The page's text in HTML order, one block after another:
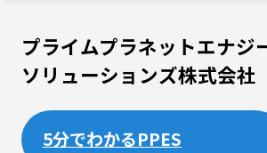
プライムプラネットエナジ
ソリューションズ株式会社
5分でわかるPPES